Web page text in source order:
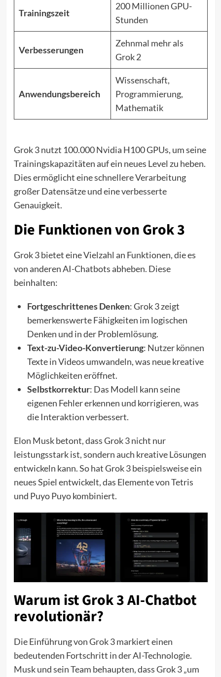
Trainingszeit
200 Millionen GPU-
Stunden
Verbesserungen
Zehnmal mehr als
Grok 2
Anwendungsbereich
Wissenschaft,
Programmierung,
Mathematik
Grok 3 nutzt 100.000 Nvidia H100 GPUs, um seine
Trainingskapazitäten auf ein neues Level zu heben.
Dies ermöglicht eine schnellere Verarbeitung
großer Datensätze und eine verbesserte
Genauigkeit.
Die Funktionen von Grok 3
Grok 3 bietet eine Vielzahl an Funktionen, die es
von anderen AI-Chatbots abheben. Diese
beinhalten:
Fortgeschrittenes Denken: Grok 3 zeigt
bemerkenswerte Fähigkeiten im logischen
Denken und in der Problemlösung.
Text-zu-Video-Konvertierung: Nutzer können
Texte in Videos umwandeln, was neue kreative
Möglichkeiten eröffnet.
Selbstkorrektur: Das Modell kann seine
eigenen Fehler erkennen und korrigieren, was
die Interaktion verbessert.
Elon Musk betont, dass Grok 3 nicht nur
leistungsstark ist, sondern auch kreative Lösungen
entwickeln kann. So hat Grok 3 beispielsweise ein
neues Spiel entwickelt, das Elemente von Tetris
und Puyo Puyo kombiniert.
Warum ist Grok 3 AI-Chatbot
revolutionär?
Die Einführung von Grok 3 markiert einen
bedeutenden Fortschritt in der AI-Technologie.
Musk und sein Team behaupten, dass Grok 3 „um